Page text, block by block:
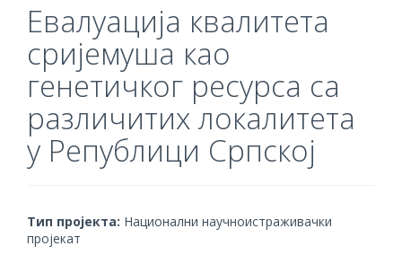
Евалуација квалитета
сријемуша као
генетичког ресурса са
различитих локалитета
у Републици Српској
Тип пројекта: Национални научноистраживачки
пројекат